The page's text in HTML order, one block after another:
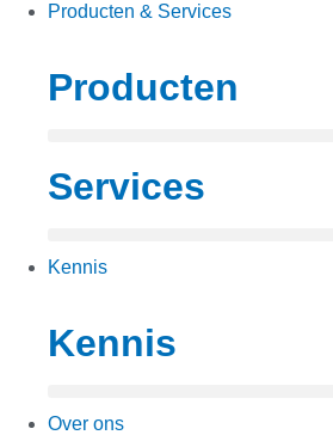
Producten & Services
Producten
Services
Kennis
Kennis
Over ons